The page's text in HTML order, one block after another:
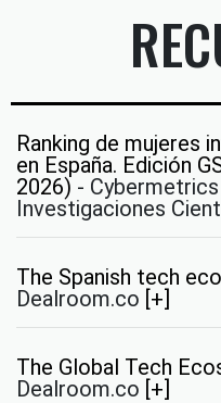
Ranking de mujeres
en España. Edición
2026) -
Investigaciones
The Spanish tech
Dealroom.co [+]
The Global Tech
Dealroom.co [+]